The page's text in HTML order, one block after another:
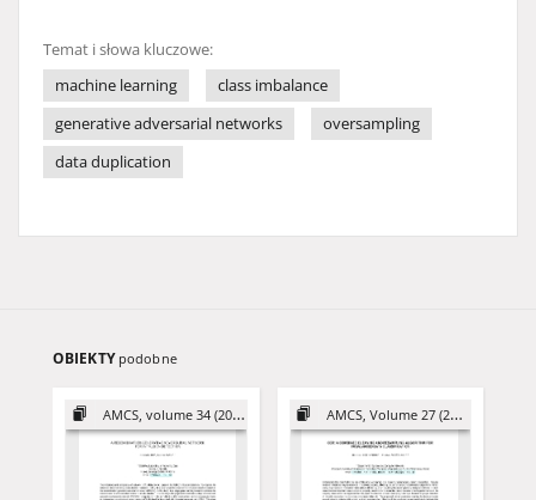
Temat i słowa kluczowe:
machine learning
class imbalance
generative adversarial networks
oversampling
data duplication
OBIEKTY podobne
AMCS, volume 34 (2024) AMCS, Volume 27 (2017)